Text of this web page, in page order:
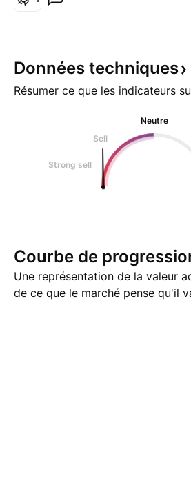
structure. Nous verrons quels
signaux attendre avant d'i
Données techniques
Résumer ce que les indicateurs
Neutre
Sell
Strong sell
Courbe de
Une représentation de la valeur
de ce que le marché pense qu'il